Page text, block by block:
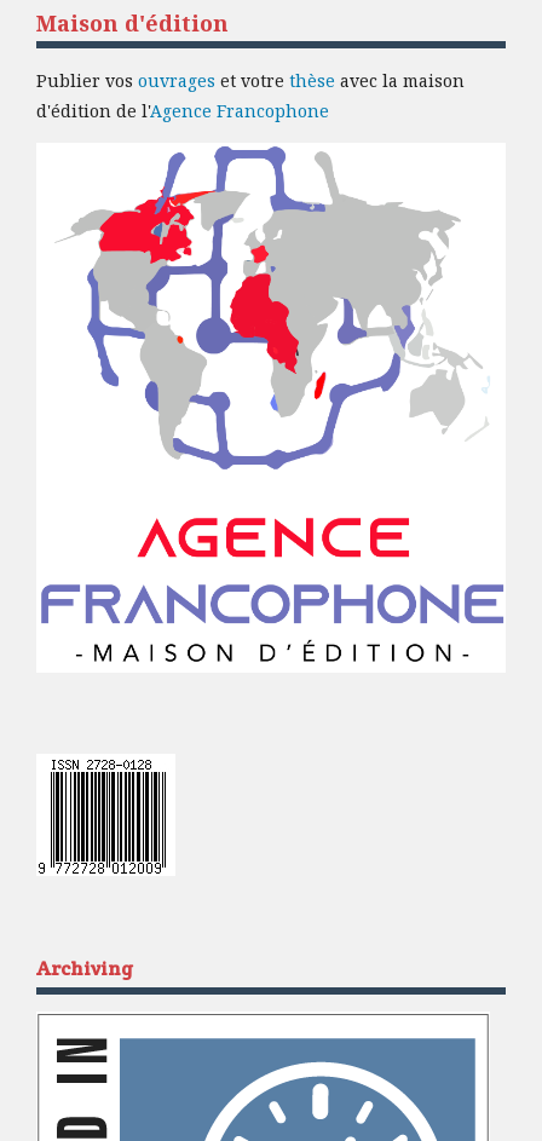
Maison d'édition
Publier vos ouvrages et votre thèse avec la maison
d'édition de l'Agence Francophone
Archiving